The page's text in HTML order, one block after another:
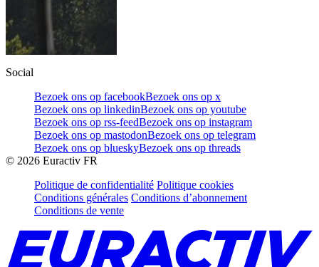
Social
Bezoek ons op facebookBezoek ons op x
Bezoek ons op linkedinBezoek ons op youtube
Bezoek ons op rss-feedBezoek ons op instagram
Bezoek ons op mastodonBezoek ons op telegram
Bezoek ons op blueskyBezoek ons op threads
© 2026 Euractiv FR
Politique de confidentialité Politique cookies
Conditions générales Conditions d’abonnement
Conditions de vente